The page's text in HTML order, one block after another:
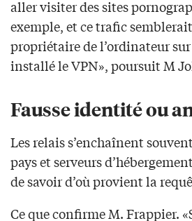
aller visiter des sites
exemple, et ce trafic
propriétaire de l’ordinateur
installé le VPN», poursuit M
Fausse identité ou
Les relais s’enchaînent
pays et serveurs
de savoir d’où provient la
Ce que confirme M. Frappier.